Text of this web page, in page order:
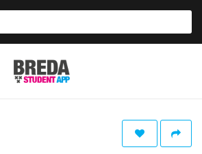
Breda
Student